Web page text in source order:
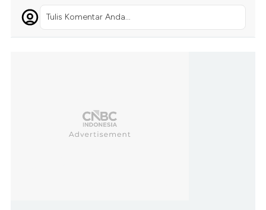
Tulis Komentar Anda...